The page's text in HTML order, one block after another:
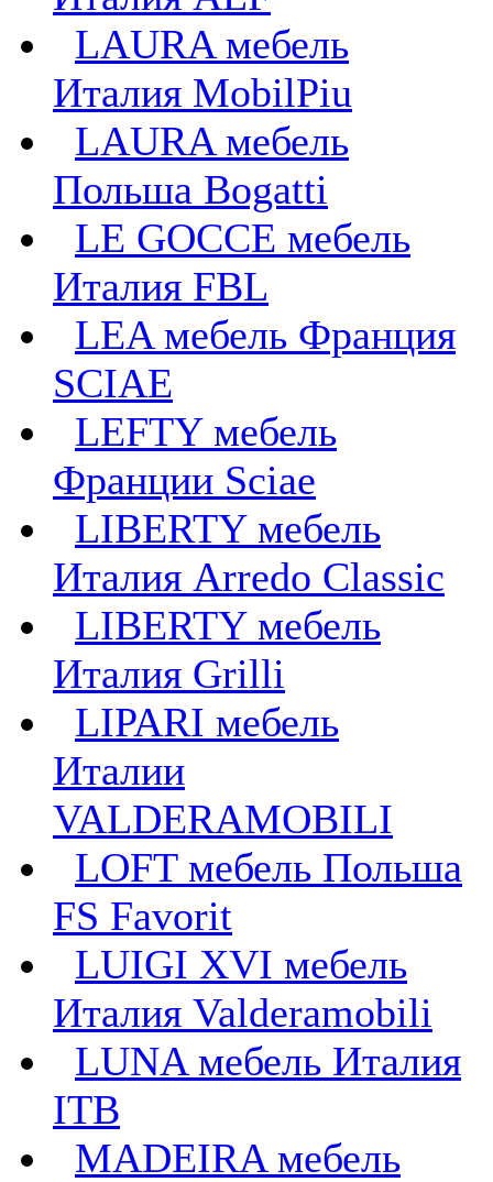
LAURA мебель
Италия MobilPiu
LAURA мебель
Польша Bogatti
LE GOCCE мебель
Италия FBL
LEA мебель Франция
SCIAE
LEFTY мебель
Франции Sciae
LIBERTY мебель
Италия Arredo Classic
LIBERTY мебель
Италия Grilli
LIPARI мебель
Италии
VALDERAMOBILI
LOFT мебель Польша
FS Favorit
LUIGI XVI мебель
Италия Valderamobili
LUNA мебель Италия
ITB
MADEIRA мебель